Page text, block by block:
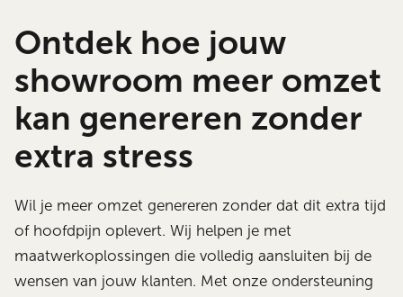
Ontdek hoe jouw
showroom meer omzet
kan genereren zonder
extra stress
Wil je meer omzet genereren zonder dat dit extra tijd
of hoofdpijn oplevert. Wij helpen je met
maatwerkoplossingen die volledig aansluiten bij de
wensen van jouw klanten. Met onze ondersteuning